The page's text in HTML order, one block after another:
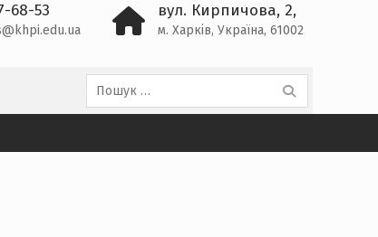
68-53 вул. Кирпичова, 2,
м. Харків, Україна, 61002
Пошук: